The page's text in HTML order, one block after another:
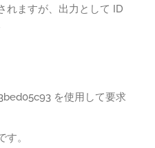
れますが、出力として ID
を使用して要求
。